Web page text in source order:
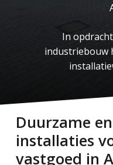
In
industriebouw
Duurzame
installaties
vastgoed in